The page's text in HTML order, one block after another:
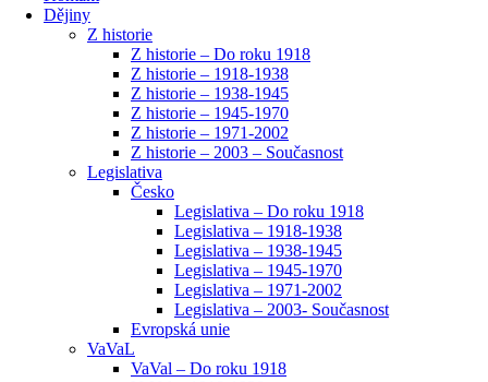
Dějiny
Z historie
Z historie – Do roku 1918
Z historie – 1918-1938
Z historie – 1938-1945
Z historie – 1945-1970
Z historie – 1971-2002
Z historie – 2003 – Současnost
Legislativa
Česko
Legislativa – Do roku 1918
Legislativa – 1918-1938
Legislativa – 1938-1945
Legislativa – 1945-1970
Legislativa – 1971-2002
Legislativa – 2003- Současnost
Evropská unie
VaVaL
VaVal – Do roku 1918